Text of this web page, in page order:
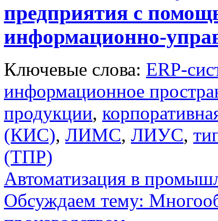
предприятия с
информационно-
Ключевые слова: ERP-
информационное
продукции,
(КИС), ЛИМС, ЛИУС,
(ТПР)
Автоматизация в
Обсуждаем тему: